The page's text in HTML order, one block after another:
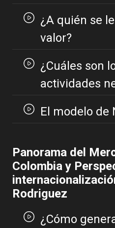
¿A quién se
valor?
¿Cuáles son
actividades
El modelo de
Panorama del
Colombia y
Rodriguez
¿Cómo